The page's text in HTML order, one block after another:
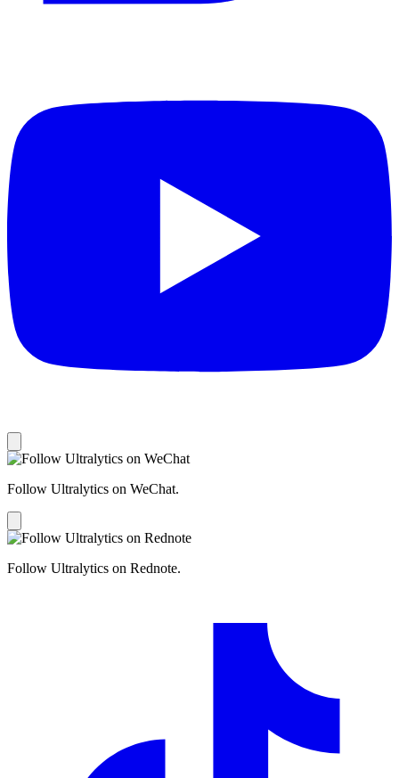
Follow Ultralytics on WeChat.
Follow Ultralytics on Rednote.